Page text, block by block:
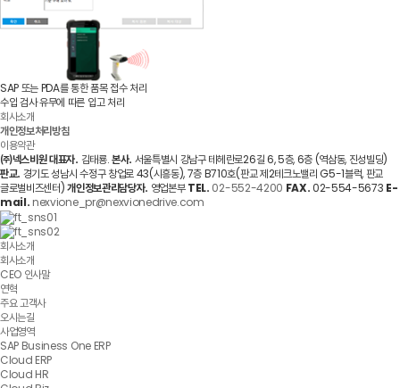
SAP 또는 PDA를 통한 품목 접수 처리
수입 검사 유무에 따른 입고 처리
회사소개
개인정보처리방침
이용약관
㈜넥스비원대표자. 김태룡.본사. 서울특별시 강남구 테헤란로26길 6, 5층, 6층 (역삼동, 진성빌딩)
판교. 경기도 성남시 수정구 창업로 43(시흥동), 7층 B710호(판교 제2테크노밸리 G5-1블럭, 판교
글로벌비즈센터)개인정보관리담당자. 영업본부 TEL. 02-552-4200 FAX.02-554-5673 E-
mail. nexvione_pr@nexvionedrive.com
회사소개
회사소개
CEO 인사말
연혁
주요 고객사
오시는길
사업영역
SAP Business One ERP
Cloud ERP
Cloud HR